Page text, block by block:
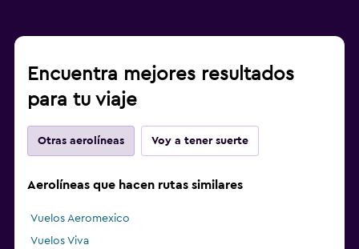
Encuentra mejores resultados
para tu viaje
Otras aerolíneas Voy a tener suerte
Aerolíneas que hacen rutas similares
Vuelos Aeromexico
Vuelos Viva